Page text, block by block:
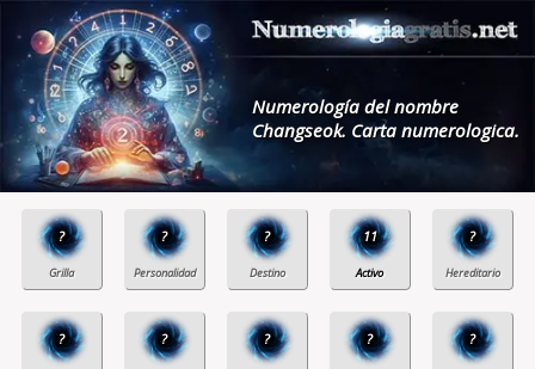
Numerología del nombre
Changseok. Carta numerologica.
? ? ? 11 ?
? ? ? ? ?